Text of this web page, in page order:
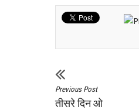
Previous Post
तीसरे दिन ओ